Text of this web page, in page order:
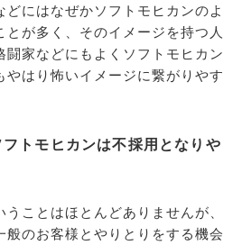
にはなぜかソフトモヒカンのよ
とが多く、そのイメージを持つ人
闘家などにもよくソフトモヒカン
はり怖いイメージに繋がりやす
トモヒカンは不採用となりや
ことはほとんどありませんが、
のお客様とやりとりをする機会